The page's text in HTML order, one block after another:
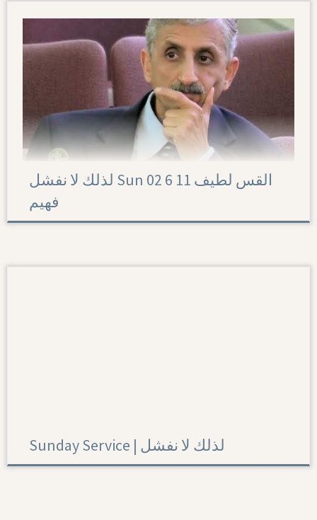
لذلك لا نفشل Sun 02 6 11 القس لطيف
فهيم
Sunday Service | لذلك لا نفشل